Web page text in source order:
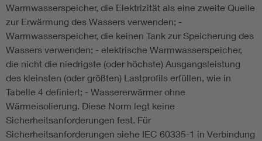
Warmwasserspeicher, die Elektrizität als eine zweite Quelle
zur Erwärmung des Wassers verwenden; -
Warmwasserspeicher, die keinen Tank zur Speicherung des
Wassers verwenden; - elektrische Warmwasserspeicher,
die nicht die niedrigste (oder höchste) Ausgangsleistung
des kleinsten (oder größten) Lastprofils erfüllen, wie in
Tabelle 4 definiert; - Wassererwärmer ohne
Wärmeisolierung. Diese Norm legt keine
Sicherheitsanforderungen fest. Für
Sicherheitsanforderungen siehe IEC 60335-1 in Verbindung